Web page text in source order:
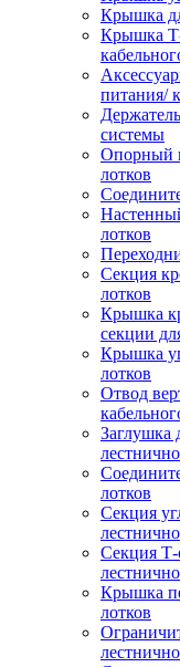
Крышка
Крышка
питания/
системы
Опорный
лотков
лотков
Секция
лотков
Крышка
секции
Крышка
лотков
Отвод
Заглушка
лотков
Секция
Секция Т-
Крышка
лотков